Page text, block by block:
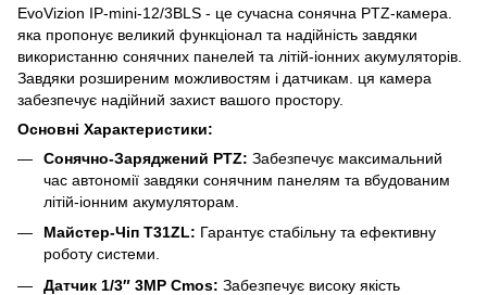
EvoVizion IP-mini-12/3BLS - це сучасна сонячна PTZ-камера.
яка пропонує великий функціонал та надійність завдяки
використанню сонячних панелей та літій-іонних акумуляторів.
Завдяки розширеним можливостям і датчикам. ця камера
забезпечує надійний захист вашого простору.
Основні Характеристики:
Сонячно-Заряджений PTZ: Забезпечує максимальний
час автономії завдяки сонячним панелям та вбудованим
літій-іонним акумуляторам.
Майстер-Чіп T31ZL: Гарантує стабільну та ефективну
роботу системи.
Датчик 1/3″ 3MP Cmos: Забезпечує високу якість